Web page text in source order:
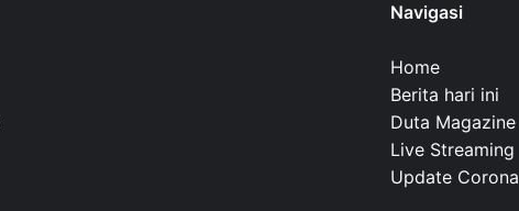
Navigasi
Home
Berita hari ini
Duta Magazine
Live Streaming
Update Corona